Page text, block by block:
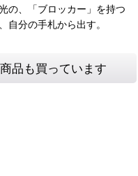
の、「ブロッカー」を持つ
自分の手札から出す。
品も買っています